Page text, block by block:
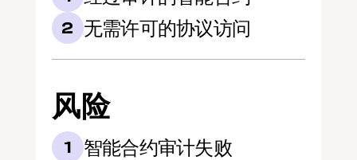
2 无需许可的协议访问
风险
1 智能合约审计失败